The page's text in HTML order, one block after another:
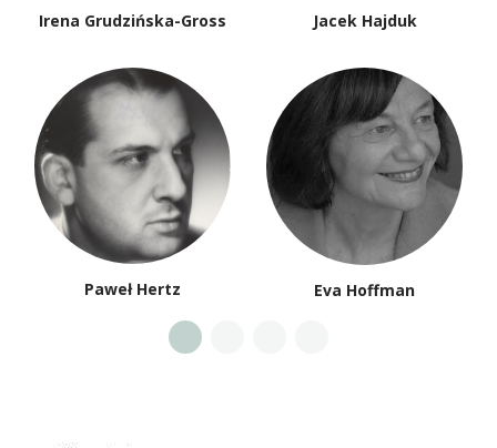
Irena Grudzińska-Gross Jacek Hajduk
Paweł Hertz Eva Hoffman